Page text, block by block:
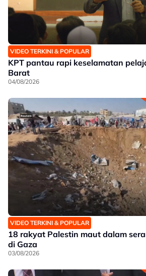
VIDEO TERKINI & POPULAR
KPT pantau rapi keselamatan
Barat
04/08/2026
VIDEO TERKINI & POPULAR
18 rakyat Palestin maut dalam
di Gaza
03/08/2026